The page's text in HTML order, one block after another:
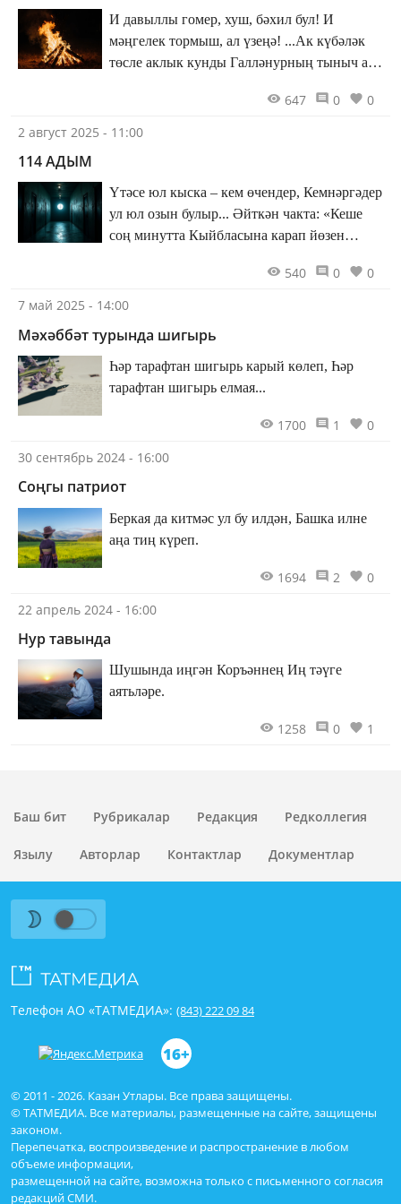
И давыллы гомер, хуш, бәхил бул! И
мәңгелек тормыш, ал үзеңә! ...Ак күбәләк
төсле аклык кунды Галләнурның тыныч ал
647 0
0
2 август 2025 - 11:00
114 АДЫМ
Үтәсе юл кыска – кем өчендер, Кемнәргәдер
ул юл озын булыр... Әйткән чакта: «Кеше
соң минутта Кыйбласына карап йөзен
540 0
0
7 май 2025 - 14:00
Мәхәббәт турында шигырь
Һәр тарафтан шигырь карый көлеп, Һәр
тарафтан шигырь елмая...
1700 1
0
30 сентябрь 2024 - 16:00
Соңгы патриот
Беркая да китмәс ул бу илдән, Башка илне
аңа тиң күреп.
1694 2
0
22 апрель 2024 - 16:00
Нур тавында
Шушында иңгән Коръәннең Иң тәүге
аятьләре.
1258 0 1
Баш бит Рубрикалар Редакция Редколлегия
Язылу Авторлар Контактлар Документлар
© 2011 - 2026. Казан Утлары. Все права защищены.
© ТАТМЕДИА. Все материалы, размещенные на сайте, защищены
законом.
Перепечатка, воспроизведение и распространение в любом
объеме информации,
размещенной на сайте, возможна только с письменного согласия
редакций СМИ.
Телефон АО «ТАТМЕДИА»: (843) 222 09 84
16+